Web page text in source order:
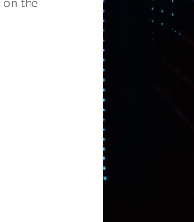
on the